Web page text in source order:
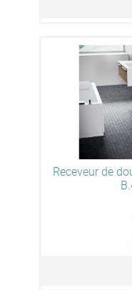
Receveur de